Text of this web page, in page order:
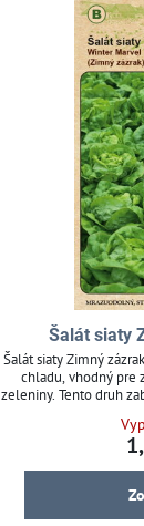
Šalát siaty
Šalát siaty Zimný
chladu, vhodný pre
zeleniny. Tento druh
hľadajúcich
zimnú sezónu.